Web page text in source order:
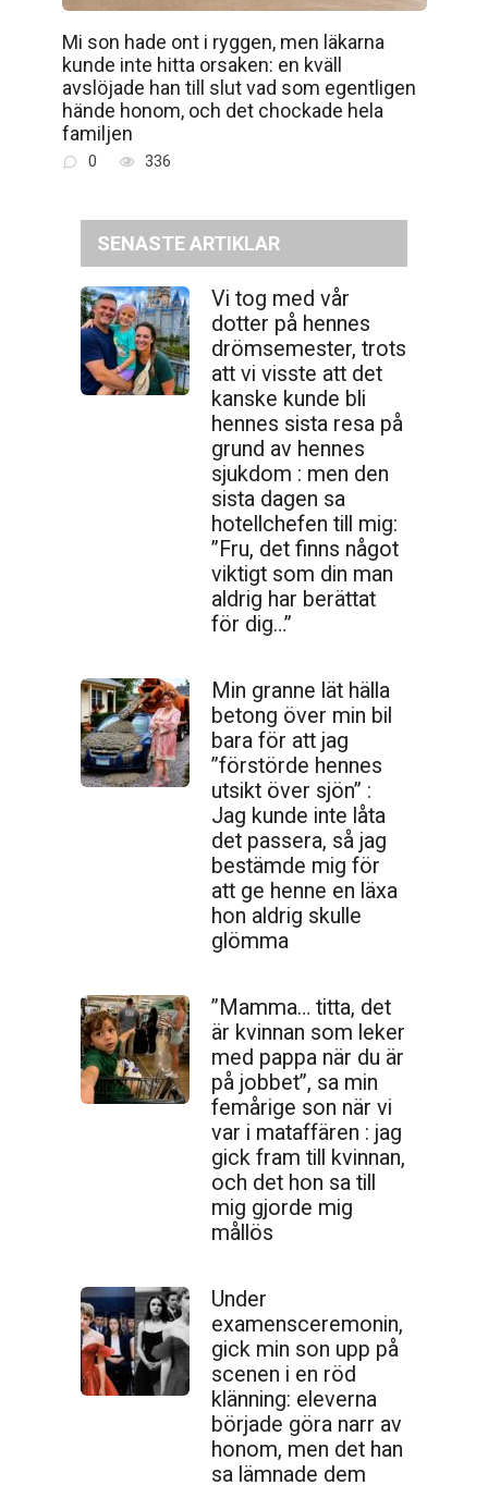
Mi son hade ont i ryggen, men läkarna
kunde inte hitta orsaken: en kväll
avslöjade han till slut vad som egentligen
hände honom, och det chockade hela
familjen
0 336
SENASTE ARTIKLAR
Vi tog med vår
dotter på hennes
drömsemester, trots
att vi visste att det
kanske kunde bli
hennes sista resa på
grund av hennes
sjukdom : men den
sista dagen sa
hotellchefen till mig:
”Fru, det finns något
viktigt som din man
aldrig har berättat
för dig…”
Min granne lät hälla
betong över min bil
bara för att jag
”förstörde hennes
utsikt över sjön” :
Jag kunde inte låta
det passera, så jag
bestämde mig för
att ge henne en läxa
hon aldrig skulle
glömma
”Mamma… titta, det
är kvinnan som leker
med pappa när du är
på jobbet”, sa min
femårige son när vi
var i mataffären : jag
gick fram till kvinnan,
och det hon sa till
mig gjorde mig
mållös
Under
examensceremonin,
gick min son upp på
scenen i en röd
klänning: eleverna
började göra narr av
honom, men det han
sa lämnade dem